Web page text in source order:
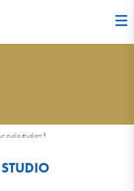
studio étudiant ?